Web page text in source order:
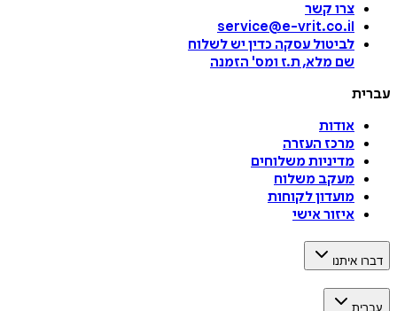
צרו קשר
service@e-vrit.co.il
לביטול עסקה כדין יש לשלוח
שם מלא, ת.ז ומס' הזמנה
עברית
אודות
מרכז העזרה
מדיניות משלוחים
מעקב משלוח
מועדון לקוחות
איזור אישי
דברו איתנו
עברית